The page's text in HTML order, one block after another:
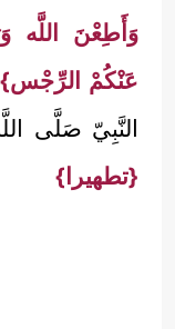
وَأَطِعْنَ اللَّه
عَنْكُمْ الرِّجْس}
النَّبِيّ صَلَّى
{تطهيرا}